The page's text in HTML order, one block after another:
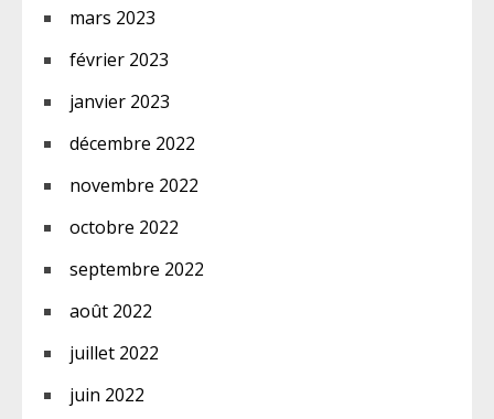
mars 2023
février 2023
janvier 2023
décembre 2022
novembre 2022
octobre 2022
septembre 2022
août 2022
juillet 2022
juin 2022